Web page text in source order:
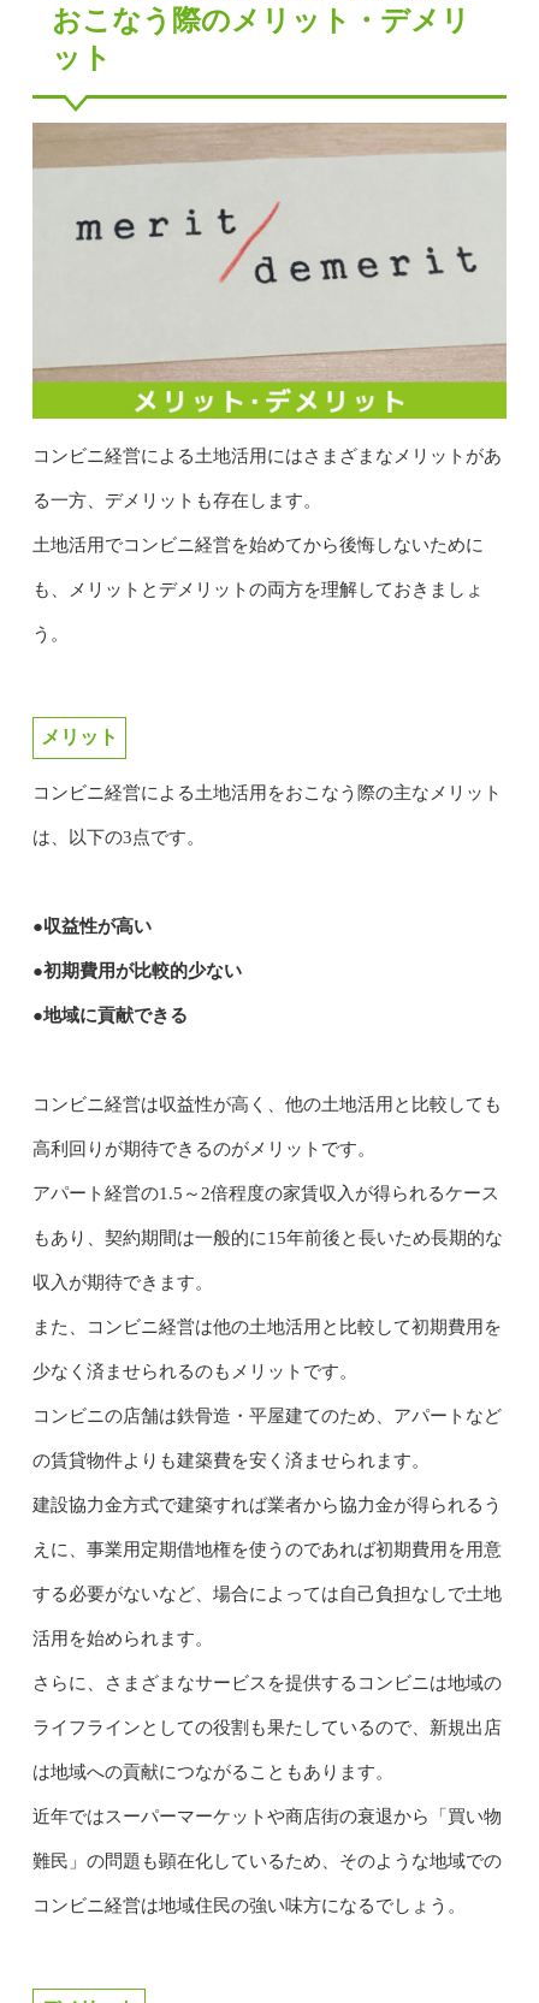
おこなう際のメリット・デメリ
ット
コンビニ経営による土地活用にはさまざまなメリットがあ
る一方、デメリットも存在します。
土地活用でコンビニ経営を始めてから後悔しないために
も、メリットとデメリットの両方を理解しておきましょ
う。
メリット
コンビニ経営による土地活用をおこなう際の主なメリット
は、以下の3点です。
●収益性が高い
●初期費用が比較的少ない
●地域に貢献できる
コンビニ経営は収益性が高く、他の土地活用と比較しても
高利回りが期待できるのがメリットです。
アパート経営の1.5～2倍程度の家賃収入が得られるケース
もあり、契約期間は一般的に15年前後と長いため長期的な
収入が期待できます。
また、コンビニ経営は他の土地活用と比較して初期費用を
少なく済ませられるのもメリットです。
コンビニの店舗は鉄骨造・平屋建てのため、アパートなど
の賃貸物件よりも建築費を安く済ませられます。
建設協力金方式で建築すれば業者から協力金が得られるう
えに、事業用定期借地権を使うのであれば初期費用を用意
する必要がないなど、場合によっては自己負担なしで土地
活用を始められます。
さらに、さまざまなサービスを提供するコンビニは地域の
ライフラインとしての役割も果たしているので、新規出店
は地域への貢献につながることもあります。
近年ではスーパーマーケットや商店街の衰退から「買い物
難民」の問題も顕在化しているため、そのような地域での
コンビニ経営は地域住民の強い味方になるでしょう。